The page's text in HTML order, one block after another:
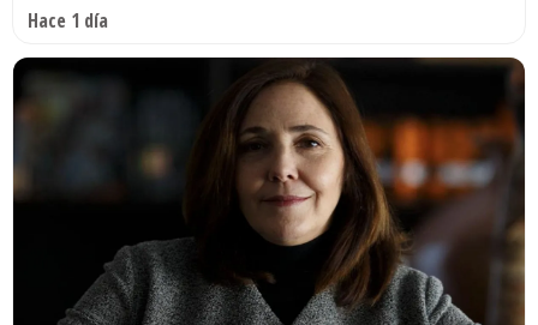
Hace 1 día